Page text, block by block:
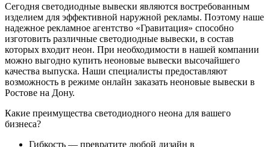
Сегодня светодиодные вывески являются востребованным
изделием для эффективной наружной рекламы. Поэтому наше
надежное рекламное агентство «Гравитация» способно
изготовить различные светодиодные вывески, в состав
которых входит неон. При необходимости в нашей компании
можно выгодно купить неоновые вывески высочайшего
качества выпуска. Наши специалисты предоставляют
возможность в режиме онлайн заказать неоновые вывески в
Ростове на Дону.
Какие преимущества светодиодного неона для вашего
бизнеса?
Гибкость — превратите любой дизайн в